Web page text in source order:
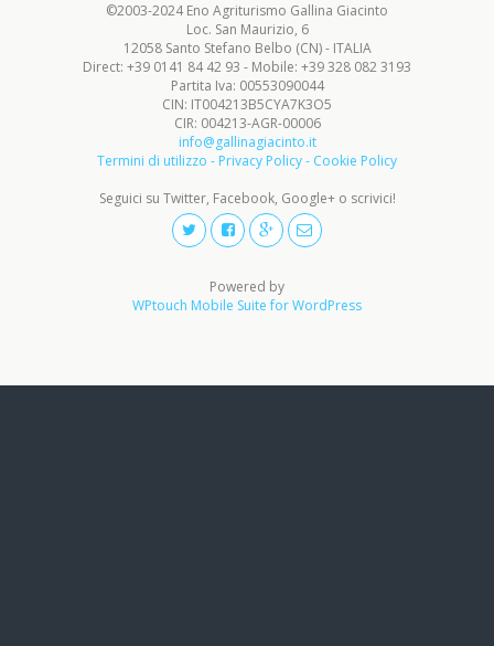
©2003-2024 Eno Agriturismo Gallina Giacinto
Loc. San Maurizio, 6
12058 Santo Stefano Belbo (CN) - ITALIA
Direct: +39 0141 84 42 93 - Mobile: +39 328 082 3193
Partita Iva: 00553090044
CIN: IT004213B5CYA7K3O5
CIR: 004213-AGR-00006
info@gallinagiacinto.it
Termini di utilizzo - Privacy Policy - Cookie Policy
Seguici su Twitter, Facebook, Google+ o scrivici!
Powered by
WPtouch Mobile Suite for WordPress